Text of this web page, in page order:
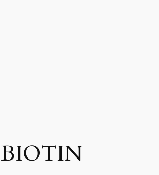
BIOTIN